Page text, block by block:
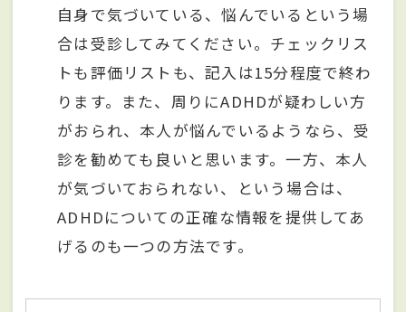
自身で気づいている、悩んでいるという場
合は受診してみてください。チェックリス
トも評価リストも、記入は15分程度で終わ
ります。また、周りにADHDが疑わしい方
がおられ、本人が悩んでいるようなら、受
診を勧めても良いと思います。一方、本人
が気づいておられない、という場合は、
ADHDについての正確な情報を提供してあ
げるのも一つの方法です。